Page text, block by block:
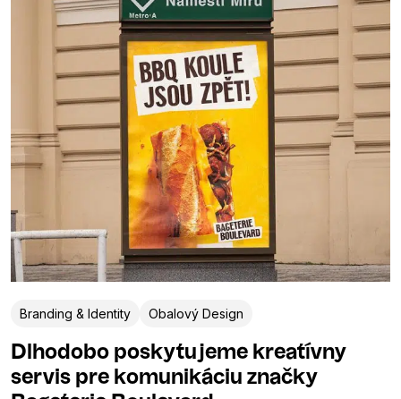
Branding & Identity Obalový Design
Dlhodobo poskytujeme kreatívny
servis pre komunikáciu značky